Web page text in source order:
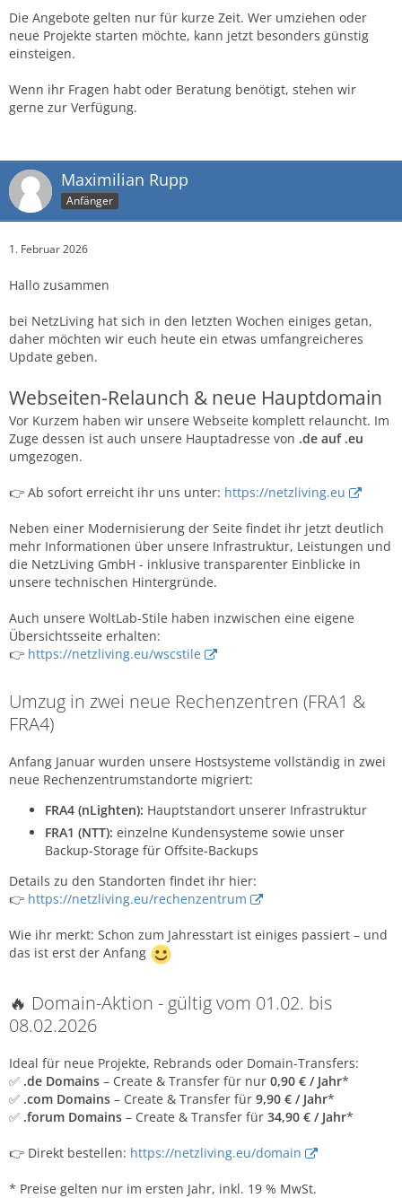
Die Angebote gelten nur für kurze Zeit. Wer umziehen oder
neue Projekte starten möchte, kann jetzt besonders günstig
einsteigen.
Wenn ihr Fragen habt oder Beratung benötigt, stehen wir
gerne zur Verfügung.
Maximilian Rupp
Anfänger
1. Februar 2026
Hallo zusammen
bei NetzLiving hat sich in den letzten Wochen einiges getan,
daher möchten wir euch heute ein etwas umfangreicheres
Update geben.
Webseiten-Relaunch & neue Hauptdomain
Vor Kurzem haben wir unsere Webseite komplett relauncht. Im
Zuge dessen ist auch unsere Hauptadresse von .de auf .eu
umgezogen.
👉 Ab sofort erreicht ihr uns unter: https://netzliving.eu
Neben einer Modernisierung der Seite findet ihr jetzt deutlich
mehr Informationen über unsere Infrastruktur, Leistungen und
die NetzLiving GmbH - inklusive transparenter Einblicke in
unsere technischen Hintergründe.
Auch unsere WoltLab-Stile haben inzwischen eine eigene
Übersichtsseite erhalten:
👉 https://netzliving.eu/wscstile
Umzug in zwei neue Rechenzentren (FRA1 &
FRA4)
Anfang Januar wurden unsere Hostsysteme vollständig in zwei
neue Rechenzentrumstandorte migriert:
FRA4 (nLighten): Hauptstandort unserer Infrastruktur
FRA1 (NTT): einzelne Kundensysteme sowie unser
Backup-Storage für Offsite-Backups
Details zu den Standorten findet ihr hier:
👉 https://netzliving.eu/rechenzentrum
Wie ihr merkt: Schon zum Jahresstart ist einiges passiert – und
das ist erst der Anfang
🔥 Domain-Aktion - gültig vom 01.02. bis
08.02.2026
Ideal für neue Projekte, Rebrands oder Domain-Transfers:
✅ .de Domains – Create & Transfer für nur 0,90 € / Jahr*
✅ .com Domains – Create & Transfer für 9,90 € / Jahr*
✅ .forum Domains – Create & Transfer für 34,90 € / Jahr*
👉 Direkt bestellen: https://netzliving.eu/domain
* Preise gelten nur im ersten Jahr, inkl. 19 % MwSt.